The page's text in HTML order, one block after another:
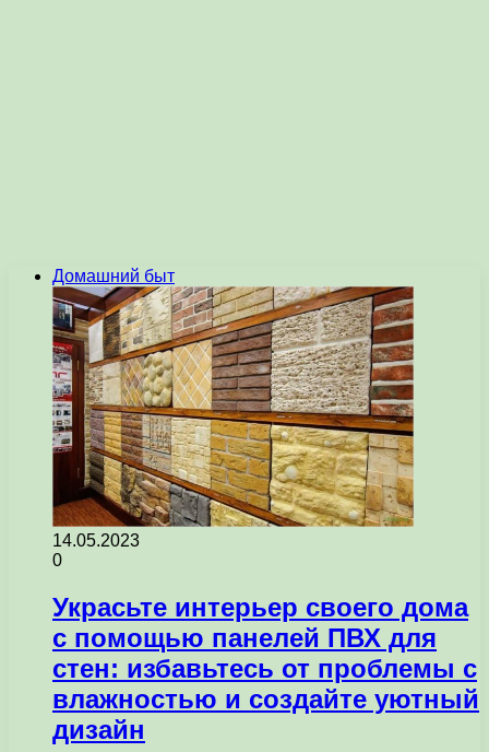
Домашний быт
14.05.2023
0
Украсьте интерьер своего дома
с помощью панелей ПВХ для
стен: избавьтесь от проблемы с
влажностью и создайте уютный
дизайн